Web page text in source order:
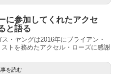
に参加してくれたアクセ
と語る
・ヤングは2016年にブライアン・
トを務めたアクセル・ローズに感謝
を読む